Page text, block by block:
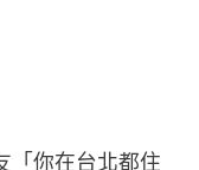
「你在台北都住